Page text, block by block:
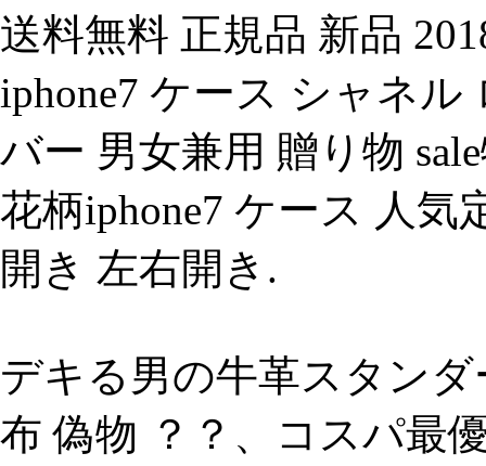
送料無料 正規品 新品
iphone7 ケース シャネ
バー 男女兼用 贈り物
花柄iphone7 ケース 人気
開き 左右開き.
デキる男の牛革スタン
布 偽物 ？？、コスパ最